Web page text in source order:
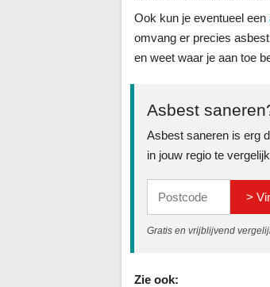
Ook kun je eventueel een
omvang er precies
en weet waar je aan toe
Asbest
Asbest saneren is erg
in jouw regio te
>
Gratis en vrijblijvend
Zie ook: